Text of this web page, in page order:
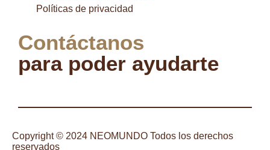
Políticas de privacidad
Contáctanos
para poder ayudarte
Copyright © 2024 NEOMUNDO Todos los derechos
reservados